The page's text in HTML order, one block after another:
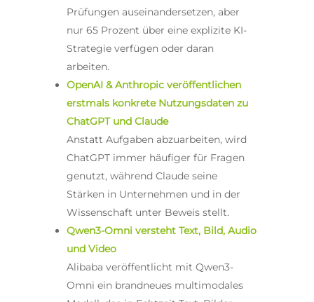
Prüfungen auseinandersetzen, aber
nur 65 Prozent über eine explizite KI-
Strategie verfügen oder daran
arbeiten.
OpenAI & Anthropic veröffentlichen
erstmals konkrete Nutzungsdaten zu
ChatGPT und Claude
Anstatt Aufgaben abzuarbeiten, wird
ChatGPT immer häufiger für Fragen
genutzt, während Claude seine
Stärken in Unternehmen und in der
Wissenschaft unter Beweis stellt.
Qwen3-Omni versteht Text, Bild, Audio
und Video
Alibaba veröffentlicht mit Qwen3-
Omni ein brandneues multimodales